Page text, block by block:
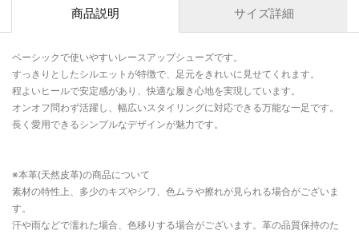
商品説明 サイズ詳細
ベーシックで使いやすいレースアップシューズです。
すっきりとしたシルエットが特徴で、足元をきれいに見せてくれます。
程よいヒールで安定感があり、快適な履き心地を実現しています。
オンオフ問わず活躍し、幅広いスタイリングに対応できる万能な一足です。
長く愛用できるシンプルなデザインが魅力です。
※本革(天然皮革)の商品について
素材の特性上、多少のキズやシワ、色ムラや擦れが見られる場合がございま
す。
汗や雨などで濡れた場合、色移りする場合がございます。革の品質保持のた